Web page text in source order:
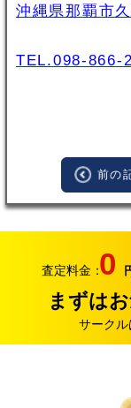
沖縄県那覇市
TEL.098-866-
前の
査定料金：0
まずは
サークル